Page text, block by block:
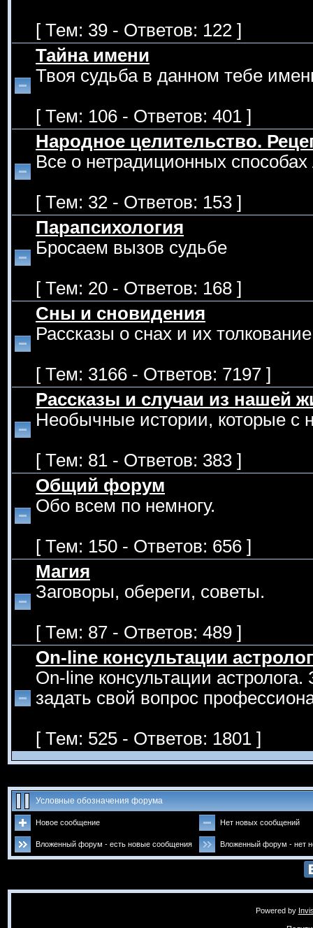
[ Тем: 39 - Ответов: 122 ]
Тайна имени
Твоя судьба в данном тебе
[ Тем: 106 - Ответов: 401 ]
Народное целительство.
Все о нетрадиционных способах
[ Тем: 32 - Ответов: 153 ]
Парапсихология
Бросаем вызов судьбе
[ Тем: 20 - Ответов: 168 ]
Сны и сновидения
Рассказы о снах и их
[ Тем: 3166 - Ответов: 7197 ]
Рассказы и случаи из нашей
Необычные истории, которые с
[ Тем: 81 - Ответов: 383 ]
Общий форум
Обо всем по немногу.
[ Тем: 150 - Ответов: 656 ]
Магия
Заговоры, обереги, советы.
[ Тем: 87 - Ответов: 489 ]
On-line консультации
On-line консультации
задать свой вопрос
[ Тем: 525 - Ответов: 1801 ]
Условные обозначения форума
Новое сообщение Нет новых сообщений
Вложенный форум - есть новые сообщения Вложенный форум - нет
Powered by